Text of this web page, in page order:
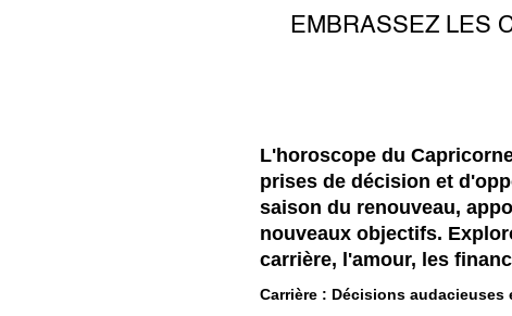
EMBRASSEZ LES
L'horoscope du
prises de décision et
saison du renouveau,
nouveaux objectifs.
carrière, l'amour, les
Carrière : Décisions